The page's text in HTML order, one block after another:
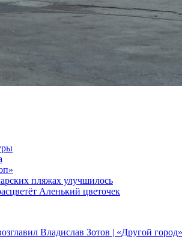
пляжах улучшилось
Аленький цветочек
Владислав Зотов | «Другой